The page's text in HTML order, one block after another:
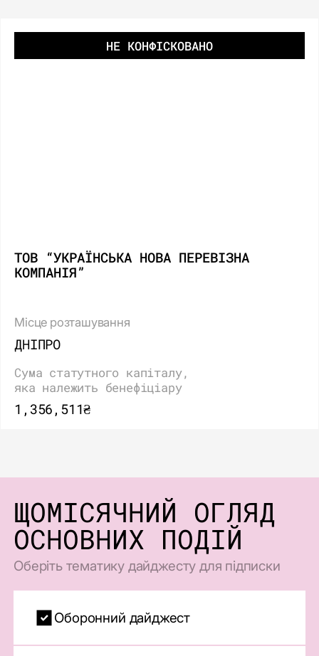
НЕ КОНФІСКОВАНО
ТОВ “УКРАЇНСЬКА НОВА ПЕРЕВІЗНА
КОМПАНІЯ”
Місце розташування
ДНІПРО
Сума статутного капіталу,
яка належить бенефіціару
1,356,511₴
ЩОМІСЯЧНИЙ ОГЛЯД
ОСНОВНИХ ПОДІЙ
Оберіть тематику дайджесту для підписки
Оборонний дайджест